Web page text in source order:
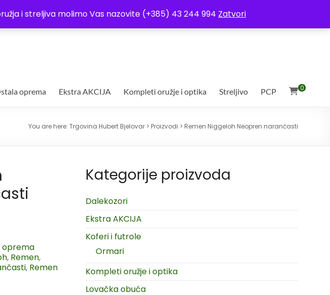
i streljiva molimo Vas nazovite (+385) 43 244 994 Zatvori
Uvjeti poslovanja
0
oprema Ekstra AKCIJA Kompleti oružje i optika Streljivo PCP
You are here: Trgovina Hubert Bjelovar > Proizvodi > Remen Niggeloh Neopren narančasti
oprema
, Remen,
, Remen
Kategorije proizvoda
Dalekozori
Ekstra AKCIJA
Koferi i futrole
Ormari
Kompleti oružje i optika
Lovačka obuća